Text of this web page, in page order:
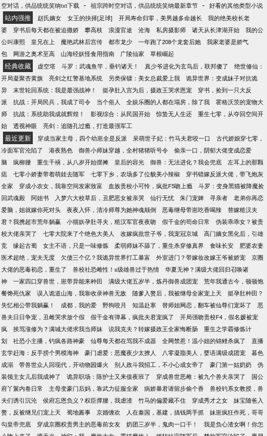
身就跑。离婚就离婚，本姑娘不伺候了！可就在这
时，她竟绑定了一个“变美系统”，要求她攻略这五位极
品兽夫！只要提升他们的好感度，就能获得丰厚的奖
励：祛痘膏、减肥丹、美容丹、诱惑体香……沈棠心
动了。不就是攻略男人吗？没吃过猪肉，还没见过猪
跑！她信心满满地查看五位兽夫的好感度，结果——
四个厌恶，一个黑化，个个恨不得将她除之而后快！
她只有一条小命，这该怎么攻略？可后来：万人嫌怎
么变成万人迷了？不是说好让她守活寡，你们偷偷爬
床干什么？
空对话，供品统统笑纳txt下载 - 祖宗跨时空对话，供品统统笑纳最新章节 - 好看的其他类型小说
站内强推 赵氏嫡女 女王的抉择[足球] 开局寿命归零，美男越多命越长
我的绝美校长老
婆
穿书后每天都在被迫撒娇 攀高枝 浪漫官途 沧海 私房摄影师 诸天从长津湖开始
我的公
公叫康熙
皇兄在上 魔艳武林后宫传 都市龙少 一年跑了208个龙套后她
我家老婆是娇气
包
网游之奥术至高 山海经妖怪食用指南 广陵仙家 草根崛起
经典收藏 虚空塔 斗罗：武魂鱼竿，垂钓诸天！ 真少爷进化为玄鸟后，联邦傻了
绝世修仙：
开局凝聚杏黄旗
亮剑之红警基地系统 另类保镖：美女总裁爱上我
诡异世界：变成妹子对抗诡
异
末世轮回系统：我是最强战神！ 挺孕肚入宫为后，摄政王哭求恩宠
穿书，捡到一只大反
派
抗战：开局民兵，我成了司令 当个俗人 全娱乐圈的人都在塌房，除了我
霍格沃茨的宠物大
师
抗战：系统助我成就辉煌！ 影视综合：从民国开始 惊蛰无人生还
重生七零，从夺回空间开
始
透视神眼 亮剑：追随孔过瘾，打造最强军工
最近更新 穿成当家主母，四个幼崽全是反派 呆萌世子妃：竹马夫君咬一口
古代娇娘穿七零，
冷面军官沦陷了
港夜熟色 御兽小师妹穿越，全村猪猪听号令
偷亲一口，阴郁大佬变成恋爱
脑
疯柳腰 重生千禧，从八岁开始摆摊 皇后的容光 御兽：无法进化？我会兜底
左耳上的那颗
痣
七零小娇妻带着萌娃去随军 七零下乡，农场多了位貌美小辣椒
穿书错嫁反派大佬，带飞炮灰
全家
穿成小农女，我靠空间发家致富 血族贵校小可怜，疯批F5吻上瘾
斗罗：变身黑猫被降魔捡
回武魂殿
阿姐书 入梦六大校草后，丑肥恶女被亲哭 仙行无忧 朱门宠婢 寻亲者
老弟你再恋
爱脑，姐就嫁你死对头
夜夜入怀，清冷师尊为她神魂颠倒 恶毒继母带崽吃香喝辣
替嫁糙汉夫
君？我携超市荒年躺赢
小猫妖孕肚寻夫，糙汉军官夜夜吻 假千金的苟命日常
伪装乖乖女？被贵
校大佬亲哭了
七零大院来了个绝色大美人 改嫁疯批世子爷，我宠冠京城
高门嫡女黑化后，引雄
竞
缘起古蜀 女主不语，只是一味修炼 柔弱师妹不舔了，重生杀穿修真界 食味长安
肥婆农妻
医术超绝，宠夫无度
欠债三个亿？我诡异世界打工暴富 外室进门？带嫁妆改嫁王爷被娇宠
京圈
大佬的恶毒初恋，重生了
兽校社恐雌性！s级雄兽过于热情
华夏无神？满级大佬回归召唤诸
神
一家四口穿兽世，崽带异能来种田 满级大佬五岁半，炼丹御兽成团宠
荒年我通古今，顿顿饱
餐馋死仇家
误入诡道山海，我靠收录神兽无敌 随爹入赘后，我被继母全家宠上天
挺孕肚种田？
失忆相公带我躺赢！
成都，我的爱 野狗咬月 知温赴寒 替师姐网恋，翻车被仙尊们宠坏了
恶
兽夫日日争宠，丑雌哭求放个假
假千金有弹幕，疯批夫君宠疯了
开局强吻贵校F4，假名媛被宠
疯
挨骂涨修为？满城大佬求我当师妹 说我克夫？转嫁摄政王全家悔断肠
重生之学霸修炼计
划
社恐小主播，钓疯各路神豪 仙尊每天都在骂我不成器 全网禁惹！温小姐的锦鲤杀疯了
直播
玄学赶海：反手捞个男模海神
豪门虐爱：恶魔夜少太撩人 八零凝脂美人，婴语满级成团宠
暮色
成溺
带兽世众人回现代，开动物园爆火 别人政斗我招工，不小心成女帝了 豪门第一姑奶奶
伪
装领主女儿后我成神了
诡异职场：陈护士又来值夜班了 穿成兽世恶雌：被九个兽夫亲哭了
国公
府丫鬟内卷日常
主母变豪门后妈，靠武力征服全家 病娇暴君请留步偷个香
兽校钓系女教授，兽
夫们诱引沉沦
侯府忘恩负义？权臣撑腰，我虐渣 竹马的偏爱藏不住 穿成秀才之女
妹宝随爸入
赘，反被继兄们宠上天
蜀地酱事 京婚缠欢 人在秦国，基建，搞钱两手抓
妹崽疯狂作死，哥哥
勾皇帝兜底
穿成京圈权贵男主的恶毒前女友 奶团三岁半，鬼肉一口干！
我是负心渣女啊！你怎